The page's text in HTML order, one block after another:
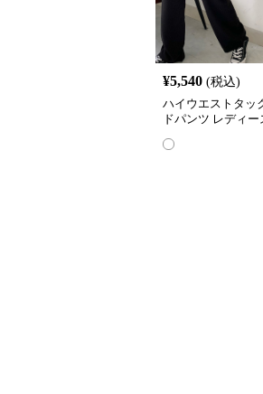
¥5,540 (税込)
ハイウエストタッ
ドパンツ レディー